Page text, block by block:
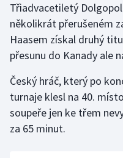
Futsal
Gymnastika
Házená
Třiadvacetiletý
několikrát přerušeném
Haasem získal druhý
přesunu do Kanady ale
Český hráč, který po
turnaje klesl na 40.
soupeře jen ke třem
za 65 minut.